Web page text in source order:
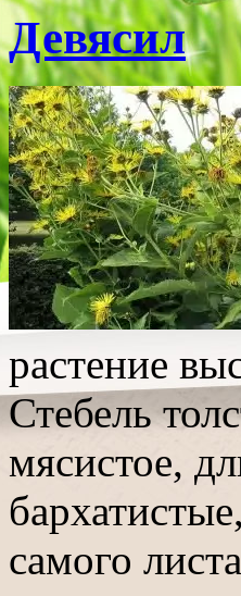
Девясил
растение
Стебель
мясистое,
самого